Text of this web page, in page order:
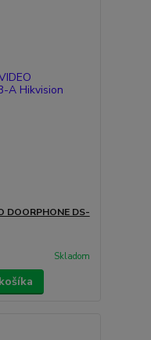
DOORPHONE DS-
Skladom